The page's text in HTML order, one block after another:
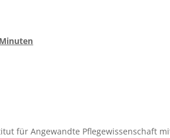
für Angewandte Pflegewissenschaft